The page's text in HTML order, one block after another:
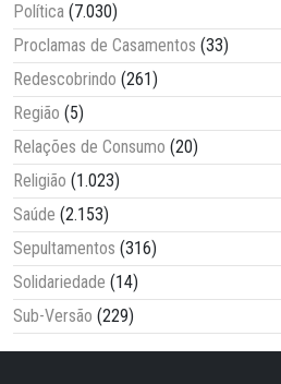
Política (7.030)
Proclamas de Casamentos (33)
Redescobrindo (261)
Região (5)
Relações de Consumo (20)
Religião (1.023)
Saúde (2.153)
Sepultamentos (316)
Solidariedade (14)
Sub-Versão (229)